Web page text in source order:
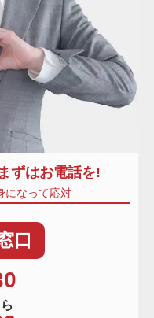
ずはお電話を!
になって応対
口